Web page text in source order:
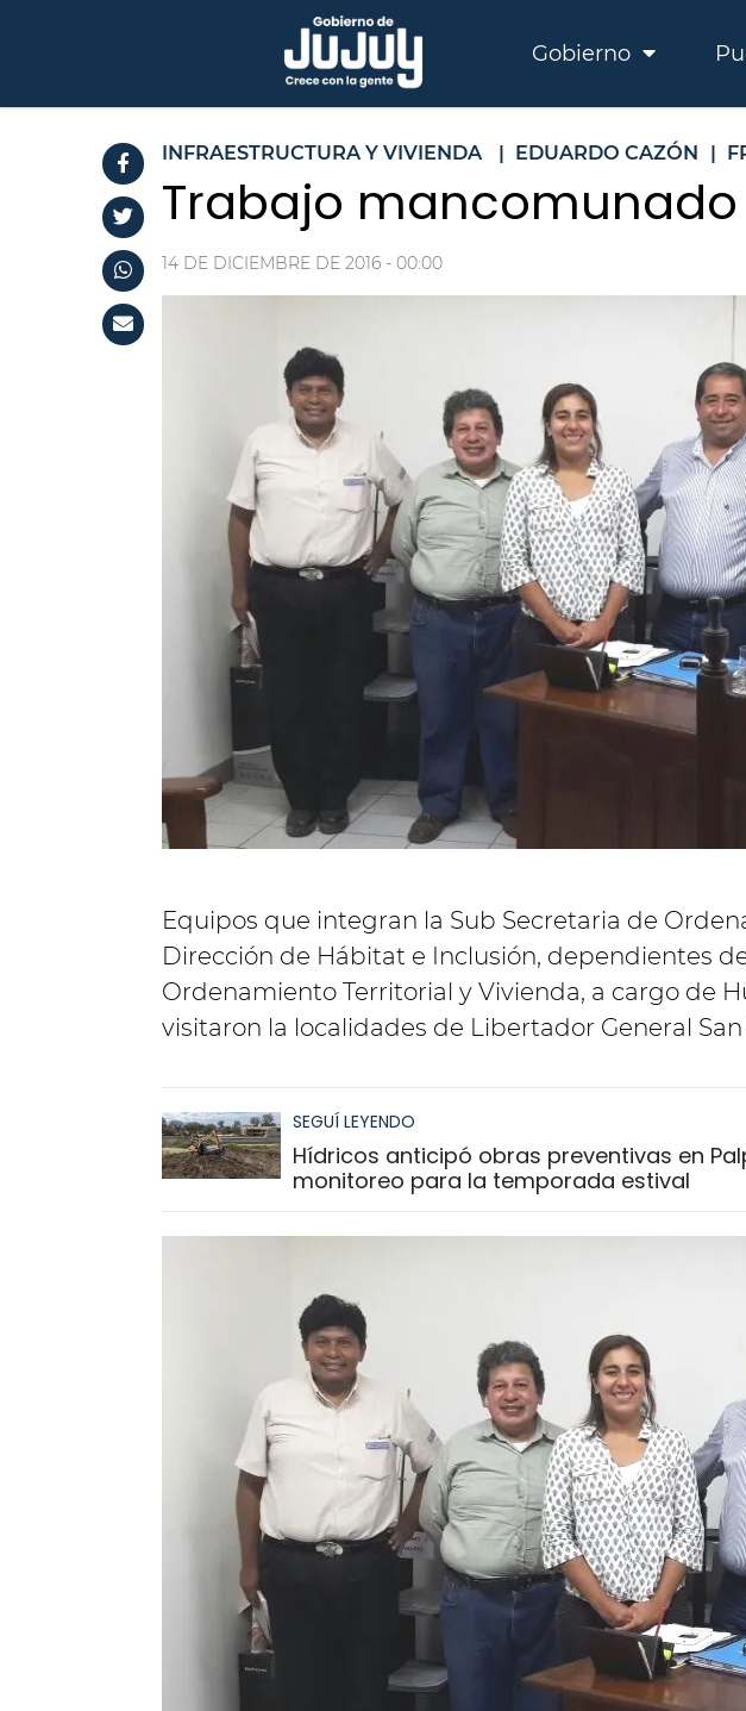
Gobierno
INFRAESTRUCTURA Y VIVIENDA | EDUARDO CAZÓN |
Trabajo
14 DE DICIEMBRE DE 2016 - 00:00
Equipos que integran la Sub Secretaria de
Dirección de Hábitat e Inclusión, dependientes
Ordenamiento Territorial y Vivienda, a cargo de
visitaron la localidades de Libertador General
SEGUÍ LEYENDO
Hídricos anticipó obras preventivas en
monitoreo para la temporada estival